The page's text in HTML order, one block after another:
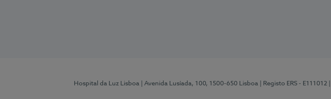
Hospital da Luz Lisboa | Avenida Lusíada, 100, 1500-650 Lisboa | Registo ERS - E111012